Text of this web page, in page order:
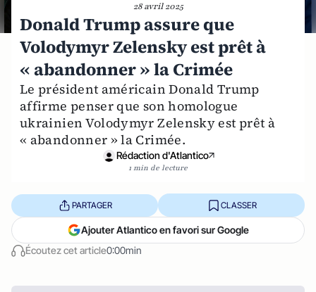
28 avril 2025
Donald Trump assure que
Volodymyr Zelensky est prêt à
« abandonner » la Crimée
Le président américain Donald Trump
affirme penser que son homologue
ukrainien Volodymyr Zelensky est prêt à
« abandonner » la Crimée.
Rédaction d'Atlantico
1 min de lecture
Écoutez cet article0:00min
PARTAGER CLASSER
Ajouter Atlantico en favori sur Google